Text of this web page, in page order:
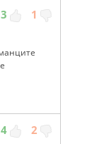
3 1
4 2